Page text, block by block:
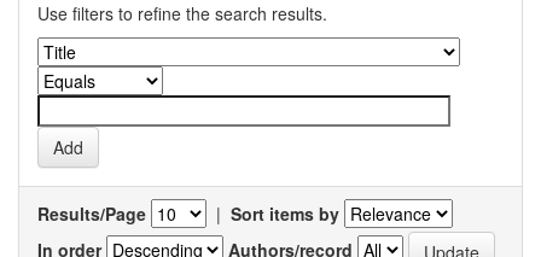
Use filters to refine the search results.
Results/Page | Sort items by
In order
Authors/record